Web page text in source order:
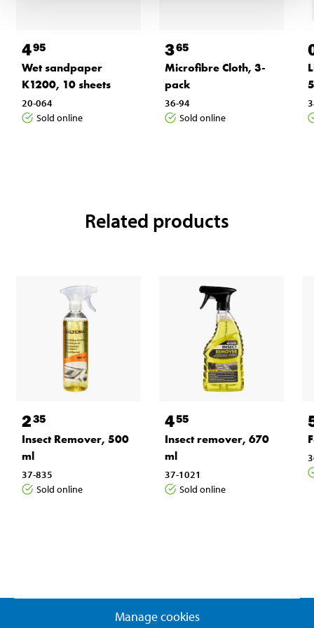
495
Wet sandpaper
K1200, 10 sheets
20-064
Sold online
365
Microfibre Cloth, 3-
pack
36-94
Sold online
Related products
235
Insect Remover, 500
ml
37-835
Sold online
455
Insect remover, 670
ml
37-1021
Sold online
Manage cookies